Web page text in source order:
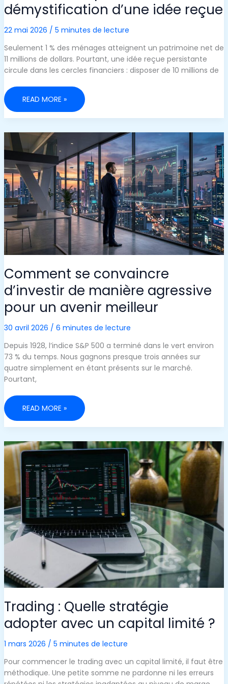
démystification d’une idée reçue
22 mai 2026 / 5 minutes de lecture
Seulement 1 % des ménages atteignent un patrimoine net de
11 millions de dollars. Pourtant, une idée reçue persistante
circule dans les cercles financiers : disposer de 10 millions de
POURQUOI
MILLIONS
DE
SUFFISENT
AMPLEMENT
POUR
UNE
RETRAITE
ANTICIPÉE
:
DÉMYSTIFICATION
D’UNE
IDÉE
REÇUE
READ MORE »
Comment se convaincre
d’investir de manière agressive
pour un avenir meilleur
30 avril 2026 / 6 minutes de lecture
Depuis 1928, l’indice S&P 500 a terminé dans le vert environ
73 % du temps. Nous gagnons presque trois années sur
quatre simplement en étant présents sur le marché.
Pourtant,
COMMENT
CONVAINCRE
D’INVESTIR
MANIÈRE
AGRESSIVE
UN
AVENIR
MEILLEUR
READ MORE »
Trading : Quelle stratégie
adopter avec un capital limité ?
1 mars 2026 / 5 minutes de lecture
Pour commencer le trading avec un capital limité, il faut être
méthodique. Une petite somme ne pardonne ni les erreurs